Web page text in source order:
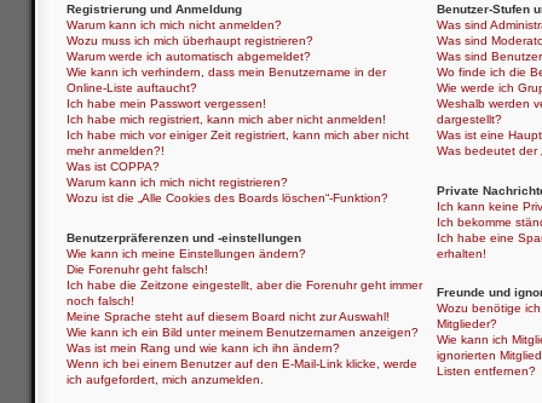
Registrierung und Anmeldung
Warum kann ich mich nicht anmelden?
Wozu muss ich mich überhaupt registrieren?
Warum werde ich automatisch abgemeldet?
Wie kann ich verhindern, dass mein Benutzername in der
Online-Liste auftaucht?
Ich habe mein Passwort vergessen!
Ich habe mich registriert, kann mich aber nicht anmelden!
Ich habe mich vor einiger Zeit registriert, kann mich aber nicht
mehr anmelden?!
Was ist COPPA?
Warum kann ich mich nicht registrieren?
Wozu ist die „Alle Cookies des Boards löschen“-Funktion?
Benutzerpräferenzen und -einstellungen
Wie kann ich meine Einstellungen ändern?
Die Forenuhr geht falsch!
Ich habe die Zeitzone eingestellt, aber die Forenuhr geht immer
noch falsch!
Meine Sprache steht auf diesem Board nicht zur Auswahl!
Wie kann ich ein Bild unter meinem Benutzernamen anzeigen?
Was ist mein Rang und wie kann ich ihn ändern?
Wenn ich bei einem Benutzer auf den E-Mail-Link klicke, werde
ich aufgefordert, mich anzumelden.
Benutzer-Stufen
Was sind
Was sind
Was sind
Wo finde ich die
Wie werde ich
Weshalb werden
dargestellt?
Was ist eine
Was bedeutet der
Private
Ich kann keine
Ich bekomme
Ich habe eine
erhalten!
Freunde und
Wozu benötige
Mitglieder?
Wie kann ich
ignorierten
Listen entfernen?